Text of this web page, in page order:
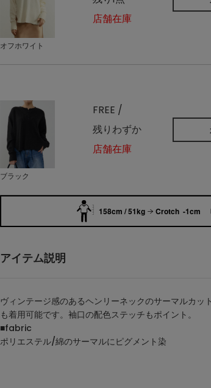
オフホワイト
店舗在庫
ブラック
FREE /
残りわずか
店舗在庫
158cm / 51kg Crotch -1cm
アイテム説明
ヴィンテージ感のあるヘンリーネックのサーマルカッ
も着用可能です。袖口の配色ステッチもポイント。
■fabric
ポリエステル/綿のサーマルにピグメント染